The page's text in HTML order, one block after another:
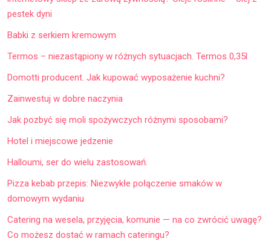
pestek dyni
Babki z serkiem kremowym
Termos – niezastąpiony w różnych sytuacjach. Termos 0,35l
Domotti producent. Jak kupować wyposażenie kuchni?
Zainwestuj w dobre naczynia
Jak pozbyć się moli spożywczych różnymi sposobami?
Hotel i miejscowe jedzenie
Halloumi, ser do wielu zastosowań.
Pizza kebab przepis: Niezwykłe połączenie smaków w
domowym wydaniu
Catering na wesela, przyjęcia, komunie — na co zwrócić uwagę?
Co możesz dostać w ramach cateringu?